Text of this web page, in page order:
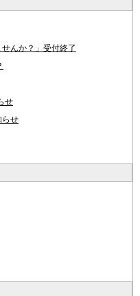
んか？」受付終了
せ
らせ